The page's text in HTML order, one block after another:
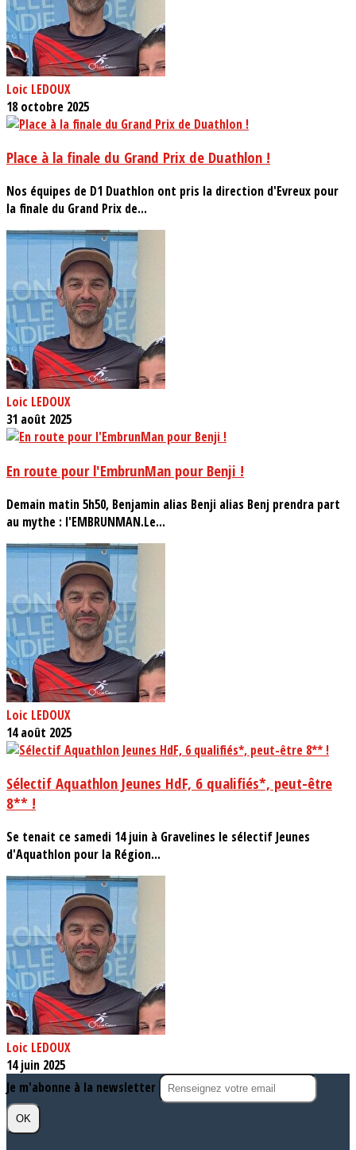
Loic LEDOUX
18 octobre 2025
Place à la finale du Grand Prix de Duathlon !
Nos équipes de D1 Duathlon ont pris la direction d'Evreux pour
la finale du Grand Prix de...
Loic LEDOUX
31 août 2025
En route pour l'EmbrunMan pour Benji !
Demain matin 5h50, Benjamin alias Benji alias Benj prendra part
au mythe : l'EMBRUNMAN.Le...
Loic LEDOUX
14 août 2025
Sélectif Aquathlon Jeunes HdF, 6 qualifiés*, peut-être
8** !
Se tenait ce samedi 14 juin à Gravelines le sélectif Jeunes
d'Aquathlon pour la Région...
Loic LEDOUX
14 juin 2025
Je m'abonne à la newsletter
OK